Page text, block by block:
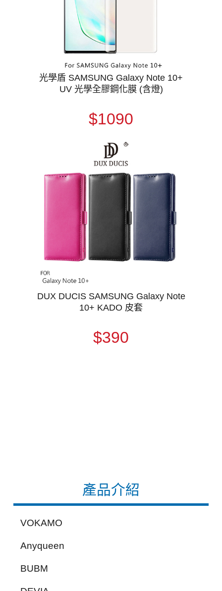
產品介紹
VOKAMO
Anyqueen
BUBM
光學盾 SAMSUNG Galaxy Note 10+
UV 光學全膠鋼化膜 (含燈)
$1090
DUX DUCIS SAMSUNG Galaxy Note
10+ KADO 皮套
$390